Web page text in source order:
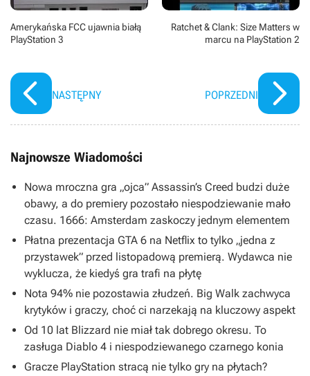
Amerykańska FCC ujawnia białą
PlayStation 3
NASTĘPNY
Ratchet & Clank: Size Matters w
marcu na PlayStation 2
POPRZEDNI
Najnowsze Wiadomości
Nowa mroczna gra „ojca” Assassin’s Creed budzi duże
obawy, a do premiery pozostało niespodziewanie mało
czasu. 1666: Amsterdam zaskoczy jednym elementem
Płatna prezentacja GTA 6 na Netflix to tylko „jedna z
przystawek” przed listopadową premierą. Wydawca nie
wyklucza, że kiedyś gra trafi na płytę
Nota 94% nie pozostawia złudzeń. Big Walk zachwyca
krytyków i graczy, choć ci narzekają na kluczowy aspekt
Od 10 lat Blizzard nie miał tak dobrego okresu. To
zasługa Diablo 4 i niespodziewanego czarnego konia
Gracze PlayStation stracą nie tylko gry na płytach?